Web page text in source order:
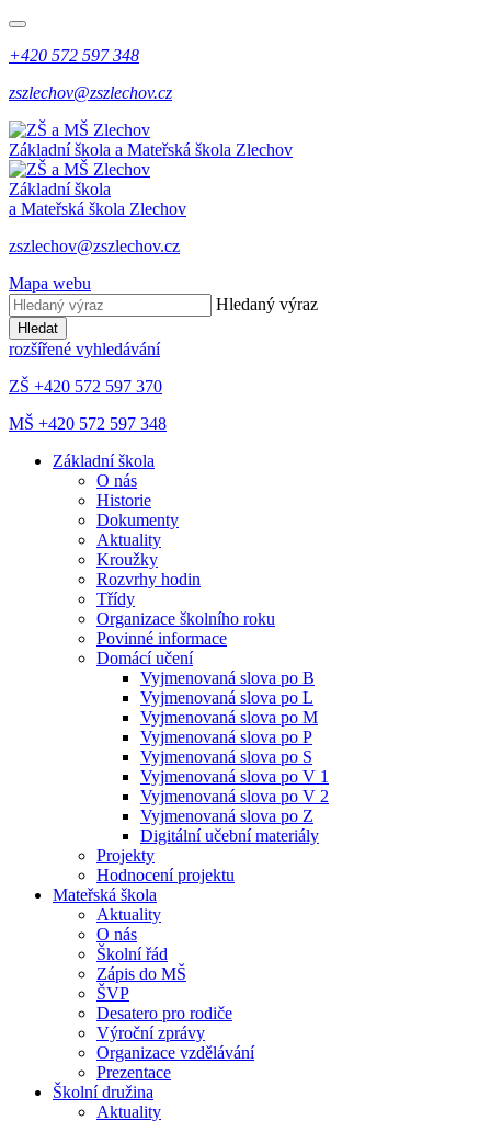
+420 572 597 348
zszlechov@zszlechov.cz
Základní škola a Mateřská škola Zlechov
Základní škola
a Mateřská škola Zlechov
zszlechov@zszlechov.cz
Mapa webu
Hledaný výraz
Hledat
rozšířené vyhledávání
ZŠ +420 572 597 370
MŠ +420 572 597 348
Základní škola
O nás
Historie
Dokumenty
Aktuality
Kroužky
Rozvrhy hodin
Třídy
Organizace školního roku
Povinné informace
Domácí učení
Vyjmenovaná slova po B
Vyjmenovaná slova po L
Vyjmenovaná slova po M
Vyjmenovaná slova po P
Vyjmenovaná slova po S
Vyjmenovaná slova po V 1
Vyjmenovaná slova po V 2
Vyjmenovaná slova po Z
Digitální učební materiály
Projekty
Hodnocení projektu
Mateřská škola
Aktuality
O nás
Školní řád
Zápis do MŠ
ŠVP
Desatero pro rodiče
Výroční zprávy
Organizace vzdělávání
Prezentace
Školní družina
Aktuality